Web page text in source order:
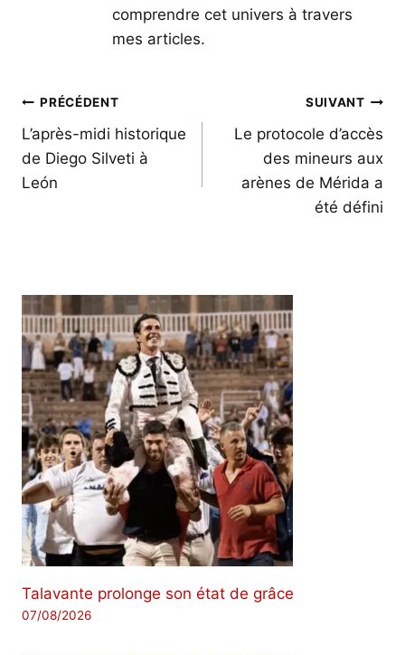
comprendre cet univers à travers
mes articles.
Navigation
de
l’article
PRÉCÉDENT
L’après-midi historique
de Diego Silveti à
León
SUIVANT
Le protocole d’accès
des mineurs aux
arènes de Mérida a
été défini
Talavante prolonge son état de grâce
07/08/2026